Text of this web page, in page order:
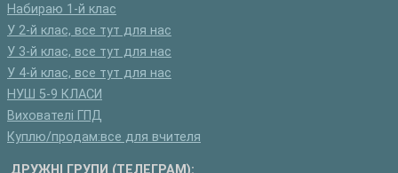
Набираю 1-й клас
У 2-й клас, все тут для нас
У 3-й клас, все тут для нас
У 4-й клас, все тут для нас
НУШ 5-9 КЛАСИ
Вихователі ГПД
Куплю/продам:все для вчителя
ДРУЖНІ ГРУПИ (ТЕЛЕГРАМ):